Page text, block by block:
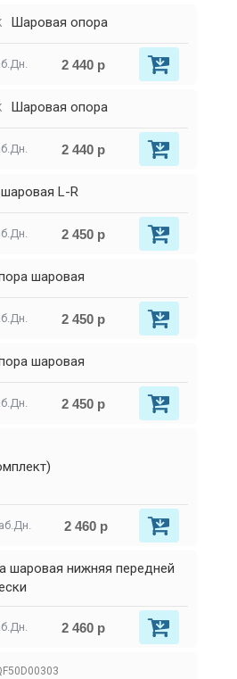
Шаровая опора
2 440 р
Шаровая опора
2 440 р
L-R
2 450 р
шаровая
2 450 р
шаровая
2 450 р
2 460 р
шаровая нижняя передней
2 460 р